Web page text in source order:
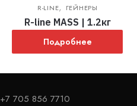
R-LINE, ГЕЙНЕРЫ
R-line MASS | 1.2кг
Подробнее
+7 705 856 7710